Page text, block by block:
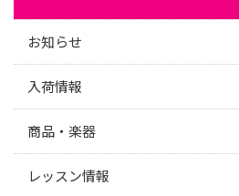
お知らせ
入荷情報
商品・楽器
レッスン情報